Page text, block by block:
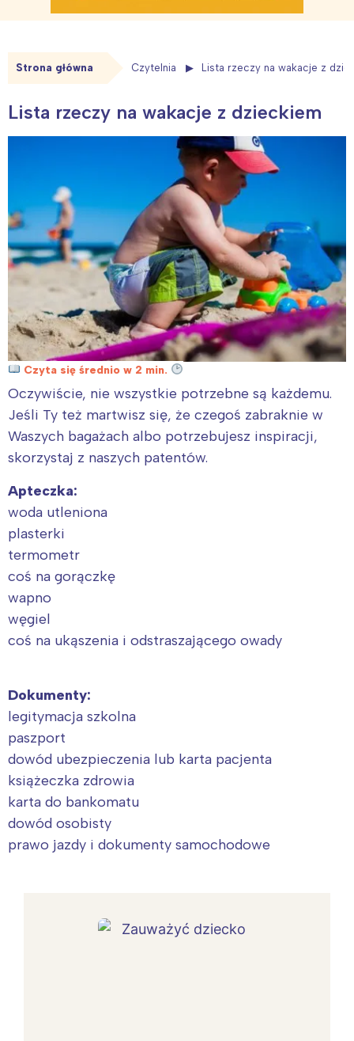
Strona główna Czytelnia Lista rzeczy na wakacje z
Lista rzeczy na wakacje z dzieckiem
Czyta się średnio w 2 min.
Oczywiście, nie wszystkie potrzebne są każdemu.
Jeśli Ty też martwisz się, że czegoś zabraknie w
Waszych bagażach albo potrzebujesz inspiracji,
skorzystaj z naszych patentów.
Apteczka:
woda utleniona
plasterki
termometr
coś na gorączkę
wapno
węgiel
coś na ukąszenia i odstraszającego owady
Dokumenty:
legitymacja szkolna
paszport
dowód ubezpieczenia lub karta pacjenta
książeczka zdrowia
karta do bankomatu
dowód osobisty
prawo jazdy i dokumenty samochodowe